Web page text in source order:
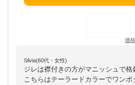
価
Silvia(60代・女性)
ジレは襟付きの方がマニッシュで格
こちらはテーラードカラーでワンボ